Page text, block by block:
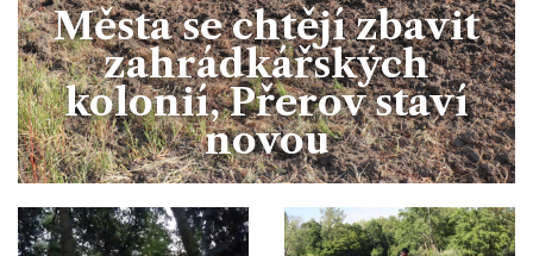
Města se chtějí zbavit
zahrádkářských
kolonií, Přerov staví
novou